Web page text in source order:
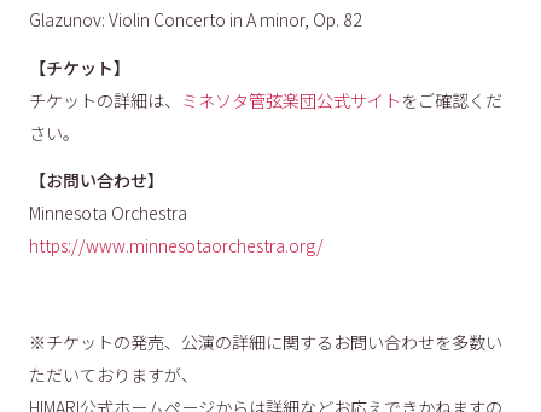
Glazunov: Violin Concerto in A minor, Op. 82
【チケット】
チケットの詳細は、 ミネソタ管弦楽団公式サイト をご確認くだ
さい。
【お問い合わせ】
Minnesota Orchestra
https://www.minnesotaorchestra.org/
※チケットの発売、公演の詳細に関するお問い合わせを多数い
ただいておりますが、
HIMARI公式ホームページからは詳細などお応えできかねますの